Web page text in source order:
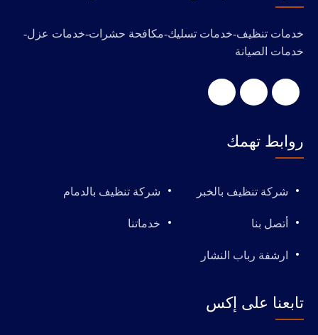
خدمات تنظيف-خدمات تسليك-مكافحة حشرات-خدمات عزل-
خدمات الصيانة
روابط تهمك
شركة تنظيف بالخبر شركة تنظيف بالدمام
أتصل بنا خدماتنا
ارشفة رباب النشار
تابعنا على إكس